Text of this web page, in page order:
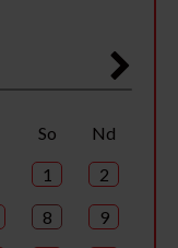
So
Nd
1 2
8 9